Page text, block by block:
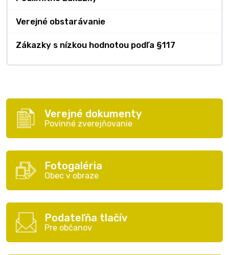
Verejné obstarávanie
Zákazky s nízkou hodnotou podľa §117
Verejné dokumenty
Povinné zverejňovanie
Fotogaléria
Obec v obraze
Podateľňa tlačív
Pre občanov